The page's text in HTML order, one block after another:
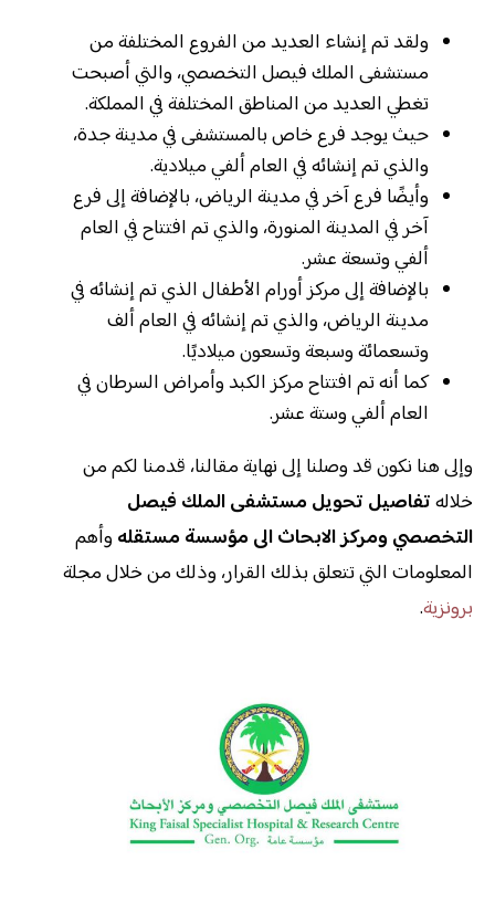
ولقد تم إنشاء العديد من الفروع المختلفة من
مستشفى الملك فيصل التخصصي، والتي أصبحت
تغطي العديد من المناطق المختلفة في المملكة.
حيث يوجد فرع خاص بالمستشفى في مدينة جدة،
والذي تم إنشائه في العام ألفي ميلادية.
وأيضًا فرع آخر في مدينة الرياض، بالإضافة إلى فرع
آخر في المدينة المنورة، والذي تم افتتاح في العام
ألفي وتسعة عشر.
بالإضافة إلى مركز أورام الأطفال الذي تم إنشائه في
مدينة الرياض، والذي تم إنشائه في العام ألف
وتسعمائة وسبعة وتسعون ميلاديًا.
كما أنه تم افتتاح مركز الكبد وأمراض السرطان في
العام ألفي وستة عشر.
وإلى هنا نكون قد وصلنا إلى نهاية مقالنا، قدمنا لكم من
خلالهتفاصيل تحويل مستشفى الملك فيصل
التخصصي ومركز الابحاث الى مؤسسة مستقله وأهم
المعلومات التي تتعلق بذلك القرار، وذلك من خلال مجلة
برونزية.